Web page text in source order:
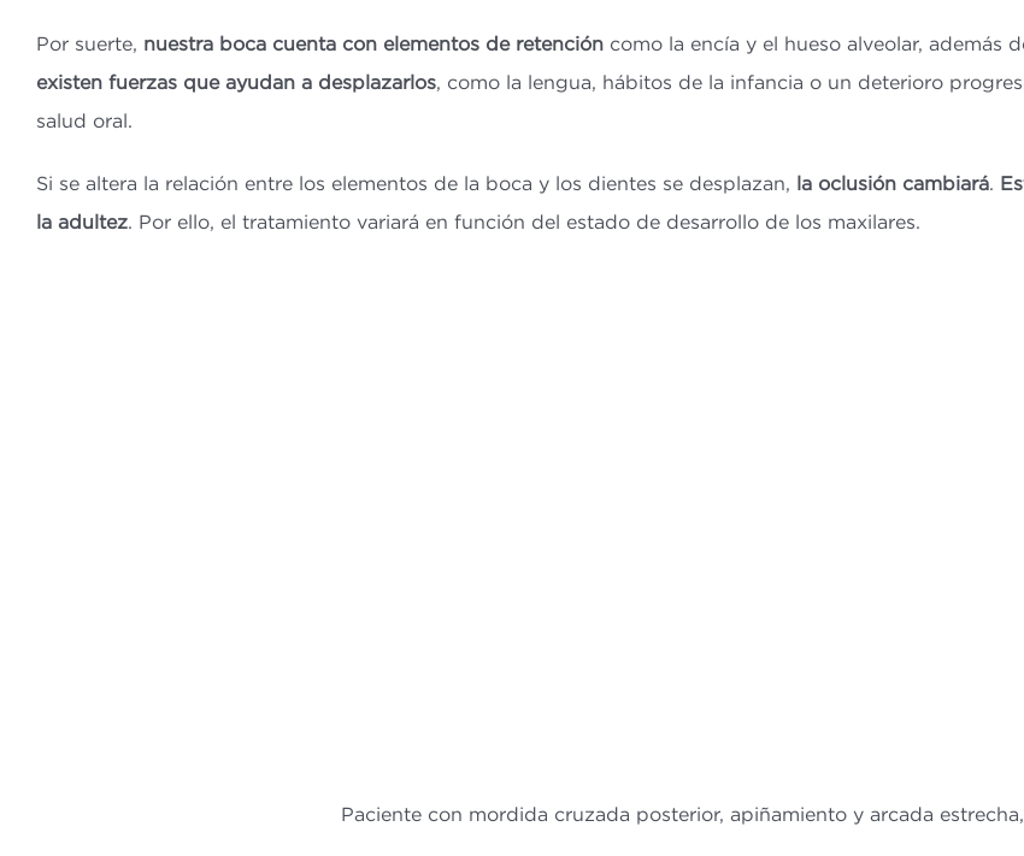
Por suerte, nuestra boca cuenta con elementos de retencióncomo la encía y el hueso alveolar, además
existen fuerzas que ayudan a desplazarlos, como la lengua, hábitos de la infancia o un deterioro
salud oral.
Si se altera la relación entre los elementos de la boca y los dientes se desplazan, la oclusión cambiará.
la adultez. Por ello, el tratamiento variará en función del estado de desarrollo de los maxilares.
Paciente con mordida cruzada posterior, apiñamiento y arcada